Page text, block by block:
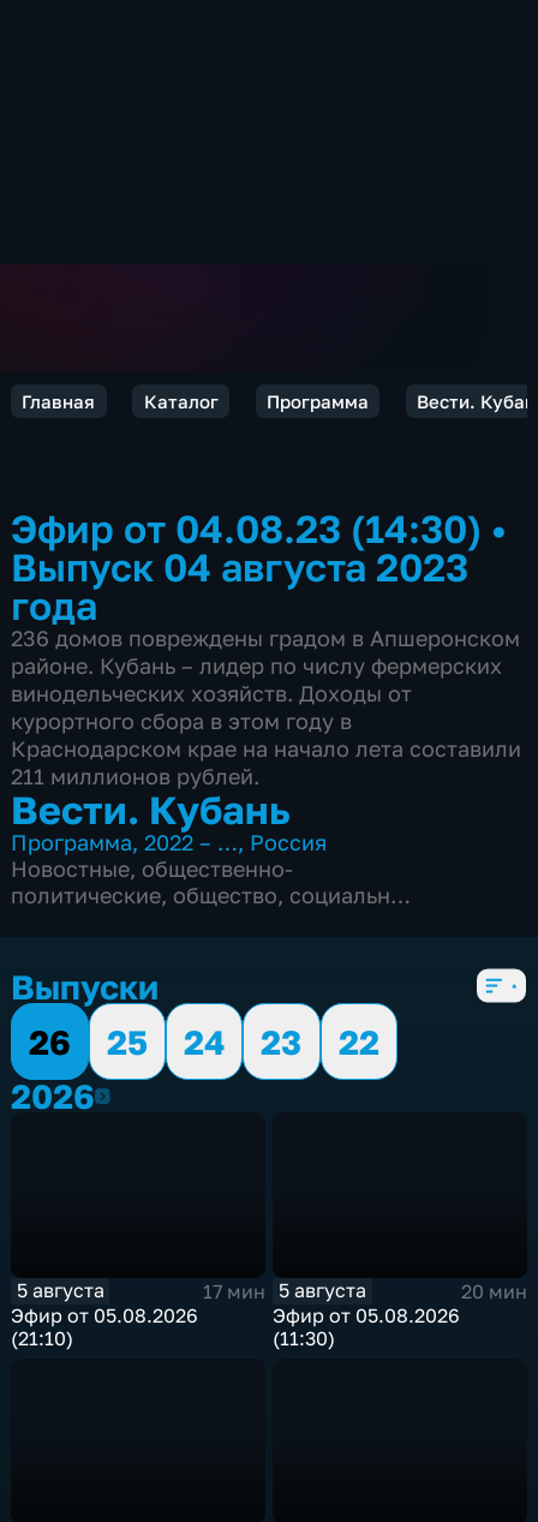
Главная Каталог Программа Вести.
Эфир от 04.08.23 (14:30) •
Выпуск 04 августа 2023
года
236 домов повреждены градом в Апшеронском
районе. Кубань – лидер по числу фермерских
винодельческих хозяйств. Доходы от
курортного сбора в этом году в
Краснодарском крае на начало лета составили
211 миллионов рублей.
Вести. Кубань
Программа,2022 – …, Россия
Новостные, общественно-
политические, общество, социально-
Выпуски
26
25 24 23
22
20262026
5 августа
17 мин
Эфир от 05.08.2026
(21:10)
5 августа
20 мин
Эфир от 05.08.2026
(11:30)